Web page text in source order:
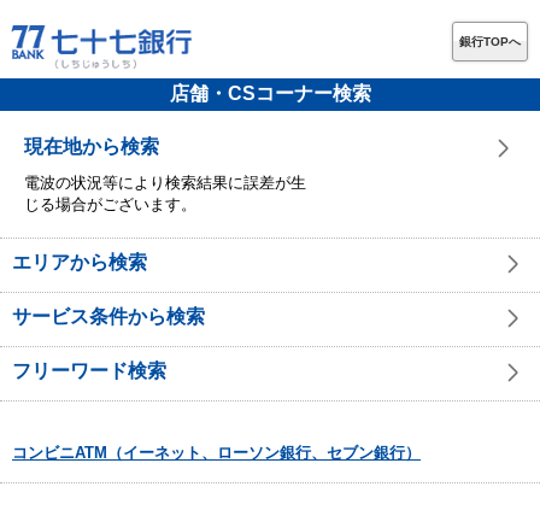
銀行TOPへ
店舗・CSコーナー検索
現在地から検索
電波の状況等により検索結果に誤差が生
じる場合がございます。
エリアから検索
サービス条件から検索
フリーワード検索
コンビニATM（イーネット、ローソン銀行、セブン銀行）